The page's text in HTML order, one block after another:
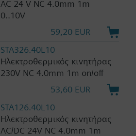
AC 24 V NC 4.0mm 1m
0..10V
59,20 EUR
STA326.40L10
Ηλεκτροθερμικός κινητήρας
230V NC 4.0mm 1m on/off
53,60 EUR
STA126.40L10
Ηλεκτροθερμικός κινητήρας
AC/DC 24V NC 4.0mm 1m